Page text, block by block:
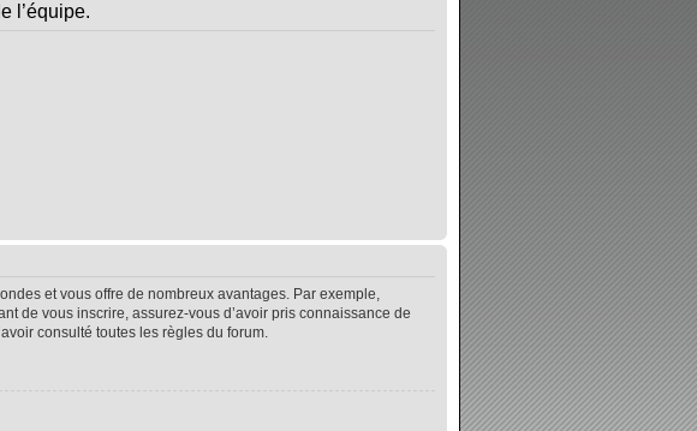
l’équipe.
et vous offre de nombreux avantages. Par exemple,
de vous inscrire, assurez-vous d’avoir pris connaissance de
consulté toutes les règles du forum.